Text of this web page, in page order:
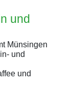
und
Münsingen
und
und